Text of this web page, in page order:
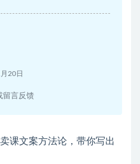
20日
留言反馈
课文案方法论，带你写出